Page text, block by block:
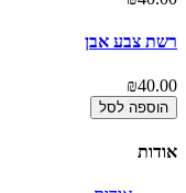
רשת צבע אבן
₪40.00
הוספה לסל
אודות